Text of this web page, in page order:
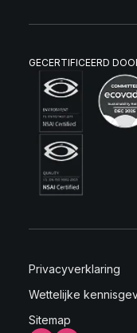
GECERTIFICEERD
Privacyverklaring
Wettelijke
Sitemap